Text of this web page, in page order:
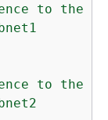
to the
to the